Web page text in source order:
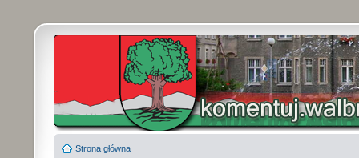
Strona główna